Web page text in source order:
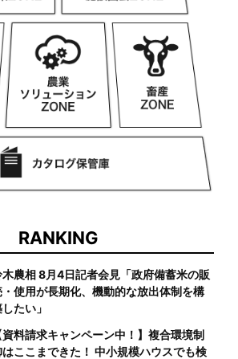
RANKING
月4日記者会見「政府備蓄米の販
・使用が長期化、機動的な放出体制を構
たい」
資料請求キャンペーン中！】複合環境制
はここまできた！ 中小規模ハウスでも検